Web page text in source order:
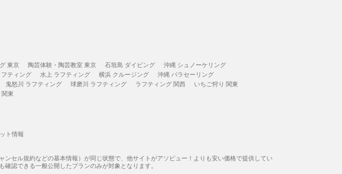
東京 陶芸体験・陶芸教室 東京 石垣島 ダイビング
沖縄 シュノーケリング
ティング 水上 ラフティング 横浜 クルージング
沖縄 パラセーリング
鬼怒川 ラフティング 球磨川 ラフティング ラフティング 関西
いちご狩り 関東
東
ト情報
セル規約などの基本情報）が同じ状態で、他サイトがアソビュー！よりも安い価格で提供してい
認できる一般公開したプランのみが対象となります。